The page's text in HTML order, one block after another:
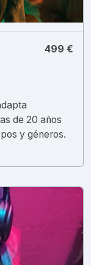
499 €
de 20 años
y géneros.